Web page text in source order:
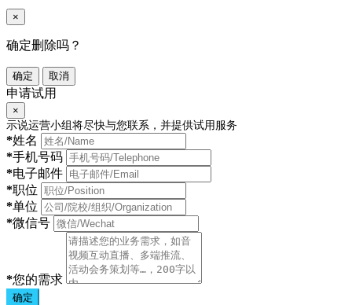
×
确定删除吗？
确定 取消
申请试用
×
示说运营小组将尽快与您联系，并提供试用服务
*姓名
*手机号码
*电子邮件
*职位
*单位
*微信号
*您的需求
确定